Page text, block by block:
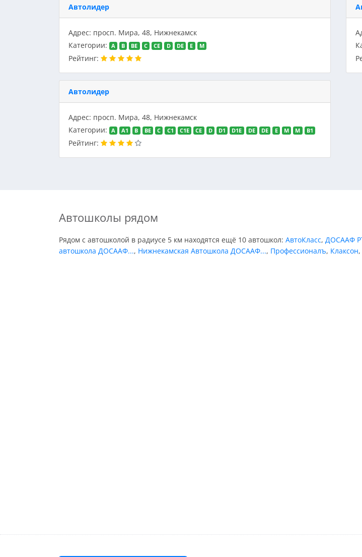
Автолидер
Адрес: просп. Мира, 48, Нижнекамск
Категории:
A B BE C CE D DE E M
Рейтинг:
Автолидер
Адрес: просп. Мира, 48, Нижнекамск
Категории:
A A1 B BE C C1 C1E CE D D1 D1E DE DE E M M В1
Рейтинг:
Автошколы рядом
Рядом с автошколой в радиусе 5 км находятся ещё 10 автошкол: АвтоКласс, ДОСААФ
автошкола ДОСААФ..., Нижнекамская Автошкола ДОСААФ..., Профессионалъ, Клаксон,